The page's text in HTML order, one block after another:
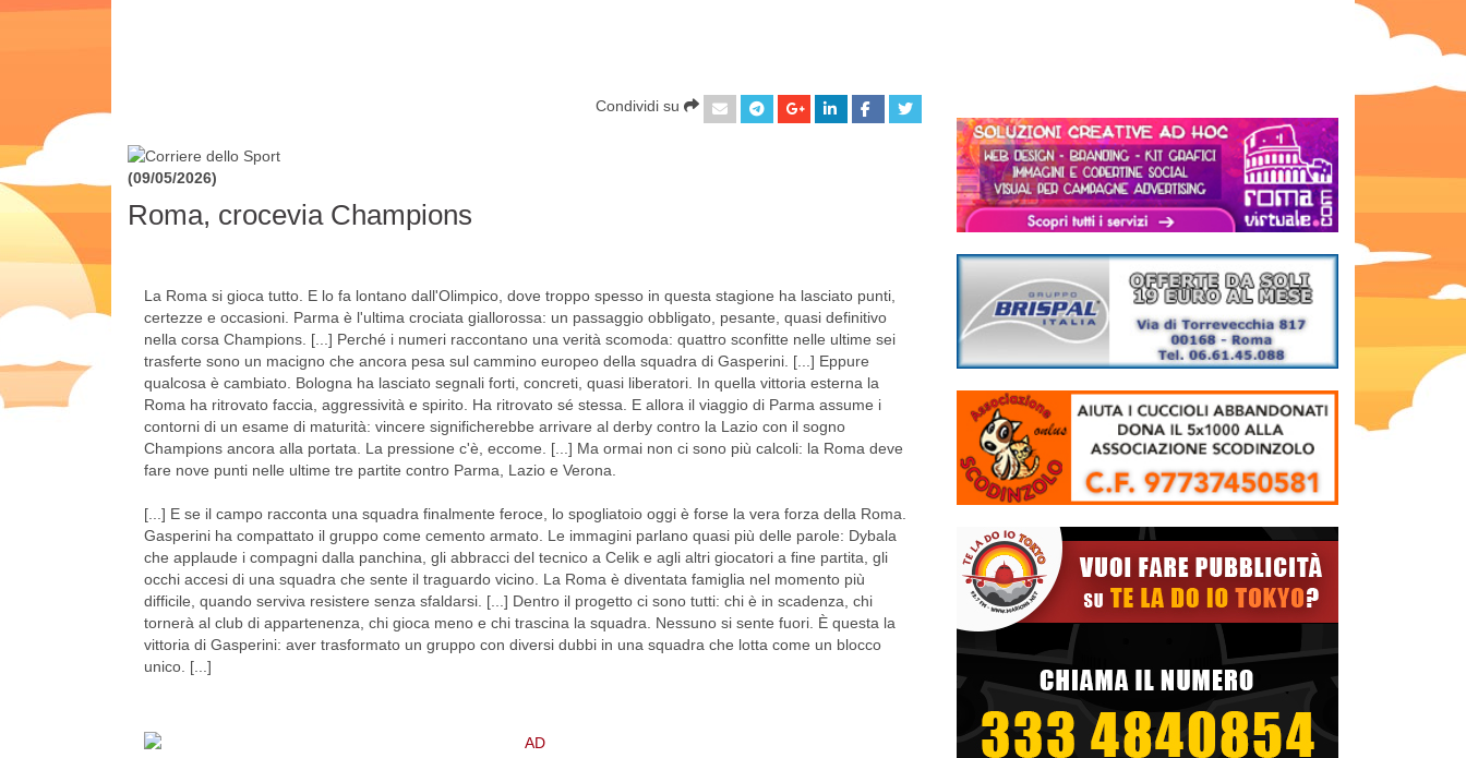
Condividi su
(09/05/2026)
Roma, crocevia Champions
La Roma si gioca tutto. E lo fa lontano dall'Olimpico, dove troppo spesso in questa stagione ha lasciato punti,
certezze e occasioni. Parma è l'ultima crociata giallorossa: un passaggio obbligato, pesante, quasi definitivo
nella corsa Champions. [...] Perché i numeri raccontano una verità scomoda: quattro sconfitte nelle ultime sei
trasferte sono un macigno che ancora pesa sul cammino europeo della squadra di Gasperini. [...] Eppure
qualcosa è cambiato. Bologna ha lasciato segnali forti, concreti, quasi liberatori. In quella vittoria esterna la
Roma ha ritrovato faccia, aggressività e spirito. Ha ritrovato sé stessa. E allora il viaggio di Parma assume i
contorni di un esame di maturità: vincere significherebbe arrivare al derby contro la Lazio con il sogno
Champions ancora alla portata. La pressione c'è, eccome. [...] Ma ormai non ci sono più calcoli: la Roma deve
fare nove punti nelle ultime tre partite contro Parma, Lazio e Verona.
[...] E se il campo racconta una squadra finalmente feroce, lo spogliatoio oggi è forse la vera forza della Roma.
Gasperini ha compattato il gruppo come cemento armato. Le immagini parlano quasi più delle parole: Dybala
che applaude i compagni dalla panchina, gli abbracci del tecnico a Celik e agli altri giocatori a fine partita, gli
occhi accesi di una squadra che sente il traguardo vicino. La Roma è diventata famiglia nel momento più
difficile, quando serviva resistere senza sfaldarsi. [...] Dentro il progetto ci sono tutti: chi è in scadenza, chi
tornerà al club di appartenenza, chi gioca meno e chi trascina la squadra. Nessuno si sente fuori. È questa la
vittoria di Gasperini: aver trasformato un gruppo con diversi dubbi in una squadra che lotta come un blocco
unico. [...]